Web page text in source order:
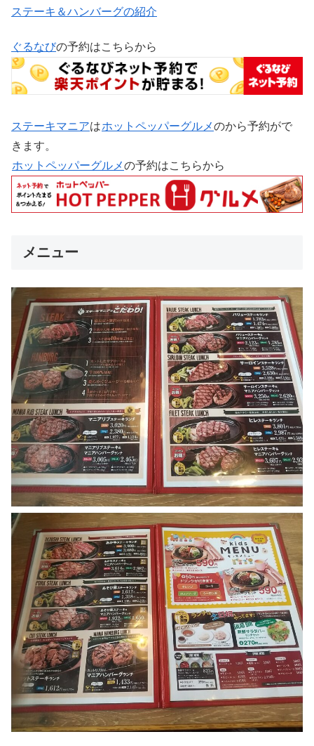
ステーキ＆ハンバーグの紹介
ぐるなびの予約はこちらから
ステーキマニアはホットペッパーグルメのから予約がで
きます。
ホットペッパーグルメの予約はこちらから
メニュー